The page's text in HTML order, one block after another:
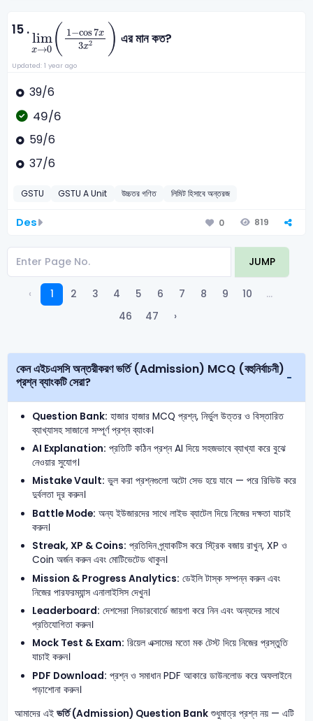
15 .
lim
x→0 ( 1−cos7x
3x2 )
x→ cos
এর মান কত?
Updated: 1 year ago
39/6
49/6
59/6
37/6
GSTU GSTU A Unit উচ্চতর গণিত লিমিট হিসাবে অন্তরজ
Des 0 819
JUMP
‹ 1 2 3 4 5 6 7 8 9 10
...
46
47 ›
কেন এইচএসসি অন্তরীকরণ ভর্তি (Admission) MCQ (বহুনির্বাচনী)
প্রশ্ন ব্যাংকটি সেরা?
Question Bank: হাজার হাজার MCQ প্রশ্ন, নির্ভুল উত্তর ও বিস্তারিত
ব্যাখ্যাসহ সাজানো সম্পূর্ণ প্রশ্ন ব্যাংক।
AI Explanation: প্রতিটি কঠিন প্রশ্ন AI দিয়ে সহজভাবে ব্যাখ্যা করে বুঝে
নেওয়ার সুযোগ।
Mistake Vault: ভুল করা প্রশ্নগুলো অটো সেভ হয়ে যাবে — পরে রিভিউ করে
দুর্বলতা দূর করুন।
Battle Mode: অন্য ইউজারদের সাথে লাইভ ব্যাটেল দিয়ে নিজের দক্ষতা যাচাই
করুন।
Streak, XP & Coins: প্রতিদিন প্র্যাকটিস করে স্ট্রিক বজায় রাখুন, XP ও
Coin অর্জন করুন এবং মোটিভেটেড থাকুন।
Mission & Progress Analytics: ডেইলি টাস্ক সম্পন্ন করুন এবং
নিজের পারফরম্যান্স এনালাইসিস দেখুন।
Leaderboard: দেশসেরা লিডারবোর্ডে জায়গা করে নিন এবং অন্যদের সাথে
প্রতিযোগিতা করুন।
Mock Test & Exam: রিয়েল এক্সামের মতো মক টেস্ট দিয়ে নিজের প্রস্তুতি
যাচাই করুন।
PDF Download: প্রশ্ন ও সমাধান PDF আকারে ডাউনলোড করে অফলাইনে
পড়াশোনা করুন।
আমাদের এই ভর্তি (Admission) Question Bankশুধুমাত্র প্রশ্ন নয় — এটি